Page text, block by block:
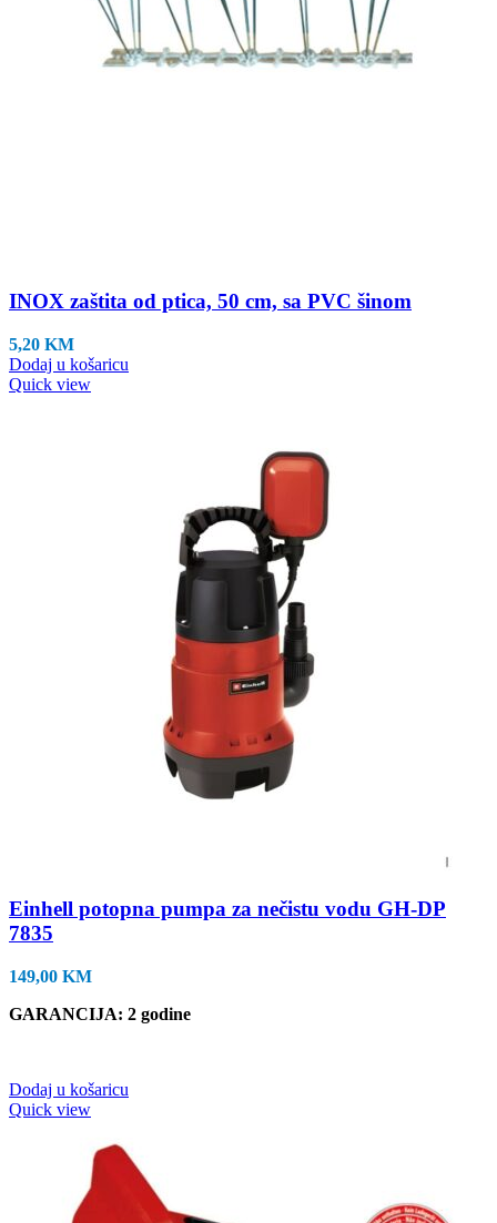
INOX zaštita od ptica, 50 cm, sa PVC šinom
5,20 KM
Dodaj u košaricu
Quick view
Einhell potopna pumpa za nečistu vodu GH-DP
7835
149,00 KM
GARANCIJA: 2 godine
Dodaj u košaricu
Quick view